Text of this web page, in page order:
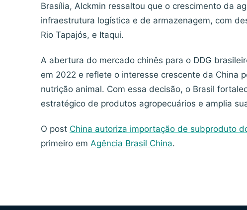
Brasília, Alckmin ressaltou que o crescimento da
infraestrutura logística e de armazenagem, com
Rio Tapajós, e Itaqui.
A abertura do mercado chinês para o DDG
em 2022 e reflete o interesse crescente da China
nutrição animal. Com essa decisão, o Brasil
estratégico de produtos agropecuários e amplia
O post China autoriza importação de subproduto
primeiro em Agência Brasil China.